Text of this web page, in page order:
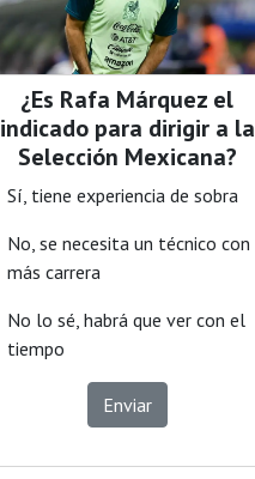
¿Es Rafa Márquez el
indicado para dirigir a la
Selección Mexicana?
Sí, tiene experiencia de sobra
No, se necesita un técnico con
más carrera
No lo sé, habrá que ver con el
tiempo
Enviar